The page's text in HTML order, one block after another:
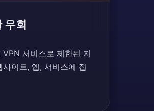
우회
VPN 서비스로 제한된 지
사이트, 앱, 서비스에 접